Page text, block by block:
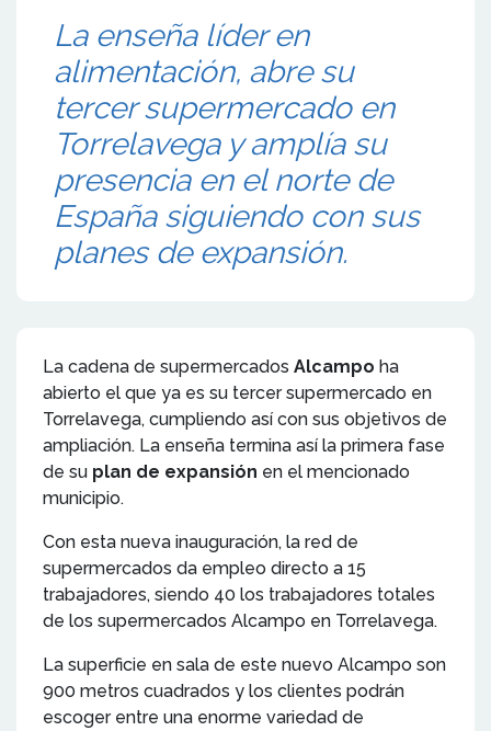
La enseña líder en
alimentación, abre su
tercer supermercado en
Torrelavega y amplía su
presencia en el norte de
España siguiendo con sus
planes de expansión.
La cadena de supermercados Alcampo ha
abierto el que ya es su tercer supermercado en
Torrelavega, cumpliendo así con sus objetivos de
ampliación. La enseña termina así la primera fase
de su plan de expansión en el mencionado
municipio.
Con esta nueva inauguración, la red de
supermercados da empleo directo a 15
trabajadores, siendo 40 los trabajadores totales
de los supermercados Alcampo en Torrelavega.
La superficie en sala de este nuevo Alcampo son
900 metros cuadrados y los clientes podrán
escoger entre una enorme variedad de